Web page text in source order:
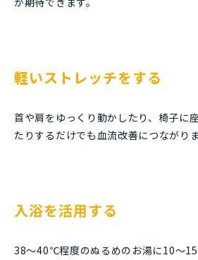
軽いストレッチをする
首や肩をゆっくり動かしたり、椅子に
たりするだけでも血流改善につながりま
入浴を活用する
38～40℃程度のぬるめのお湯に10～